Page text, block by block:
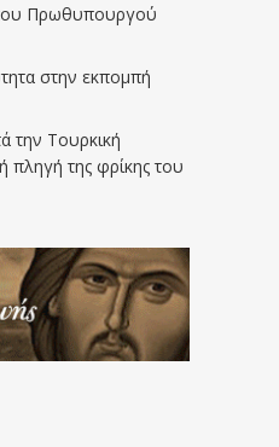
Πρωθυπουργού
στην εκπομπή
την Τουρκική
πληγή της φρίκης του